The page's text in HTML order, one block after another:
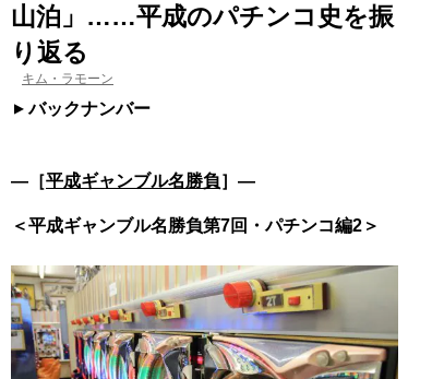
山泊」……平成のパチンコ史を振
り返る
キム・ラモーン
バックナンバー
―［平成ギャンブル名勝負］―
＜平成ギャンブル名勝負第7回・パチンコ編2＞